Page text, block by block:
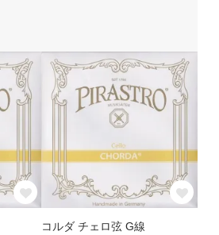
コルダ チェロ弦 G線